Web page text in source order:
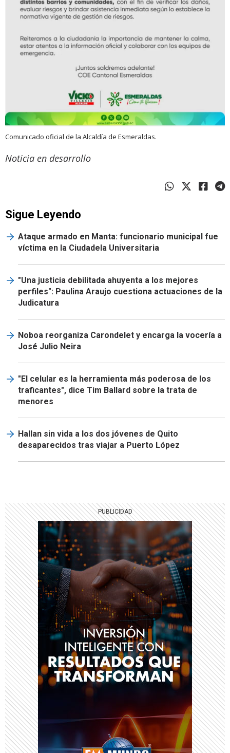
Comunicado oficial de la Alcaldía de Esmeraldas.
Noticia en desarrollo
Sigue Leyendo
Ataque armado en Manta: funcionario municipal fue
víctima en la Ciudadela Universitaria
"Una justicia debilitada ahuyenta a los mejores
perfiles": Paulina Araujo cuestiona actuaciones de la
Judicatura
Noboa reorganiza Carondelet y encarga la vocería a
José Julio Neira
"El celular es la herramienta más poderosa de los
traficantes", dice Tim Ballard sobre la trata de
menores
Hallan sin vida a los dos jóvenes de Quito
desaparecidos tras viajar a Puerto López